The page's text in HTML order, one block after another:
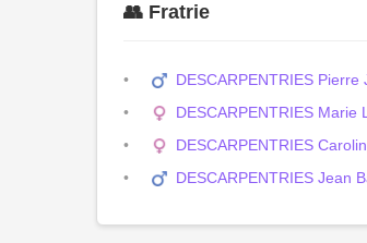
👥 Fratrie
DESCARPENTRIES Pierre
DESCARPENTRIES Marie
DESCARPENTRIES
DESCARPENTRIES Jean